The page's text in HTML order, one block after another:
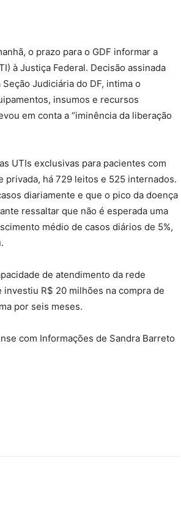
o prazo para o GDF informar a
à Justiça Federal. Decisão assinada
Judiciária do DF, intima o
insumos e recursos
em conta a “iminência da liberação
UTIs exclusivas para pacientes com
privada, há 729 leitos e 525 internados.
diariamente e que o pico da doença
ressaltar que não é esperada uma
médio de casos diários de 5%,
de atendimento da rede
R$ 20 milhões na compra de
por seis meses.
com Informações de Sandra Barreto